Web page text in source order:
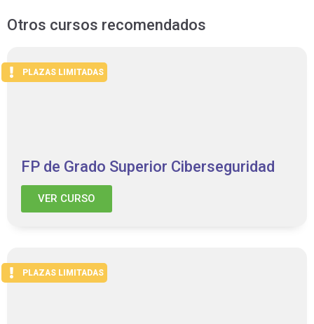
Otros cursos recomendados
PLAZAS LIMITADAS
FP de Grado Superior Ciberseguridad
VER CURSO
PLAZAS LIMITADAS